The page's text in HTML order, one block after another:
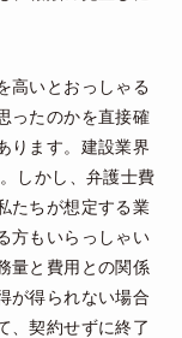
高いとおっしゃる
ったのかを直接確
ります。建設業界
しかし、弁護士費
たちが想定する業
方もいらっしゃい
量と費用との関係
が得られない場合
、契約せずに終了